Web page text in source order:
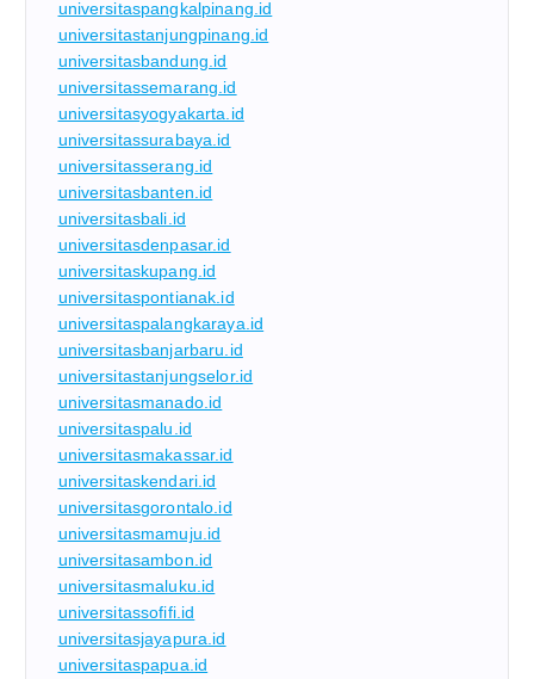
universitaspangkalpinang.id
universitastanjungpinang.id
universitasbandung.id
universitassemarang.id
universitasyogyakarta.id
universitassurabaya.id
universitasserang.id
universitasbanten.id
universitasbali.id
universitasdenpasar.id
universitaskupang.id
universitaspontianak.id
universitaspalangkaraya.id
universitasbanjarbaru.id
universitastanjungselor.id
universitasmanado.id
universitaspalu.id
universitasmakassar.id
universitaskendari.id
universitasgorontalo.id
universitasmamuju.id
universitasambon.id
universitasmaluku.id
universitassofifi.id
universitasjayapura.id
universitaspapua.id